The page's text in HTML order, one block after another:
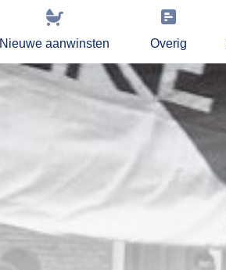
Nieuwe aanwinsten Overig